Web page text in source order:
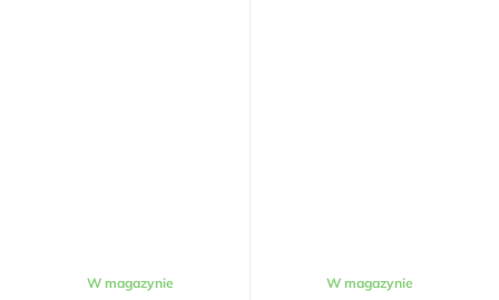
W magazynie W magazynie